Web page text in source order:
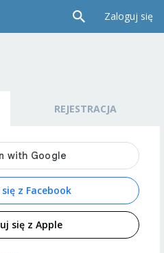
Zaloguj się
REJESTRACJA
z Facebook
się z Apple